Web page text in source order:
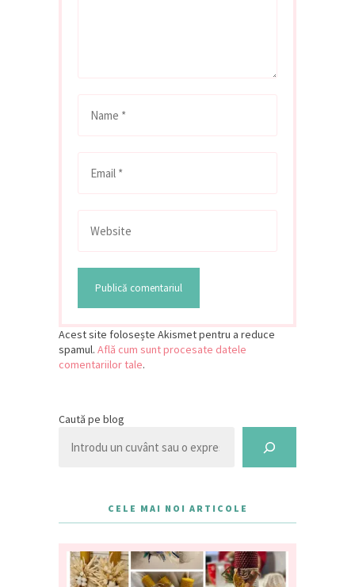
Acest site folosește Akismet pentru a reduce
spamul. Află cum sunt procesate datele
comentariilor tale.
Caută pe blog
CELE MAI NOI ARTICOLE